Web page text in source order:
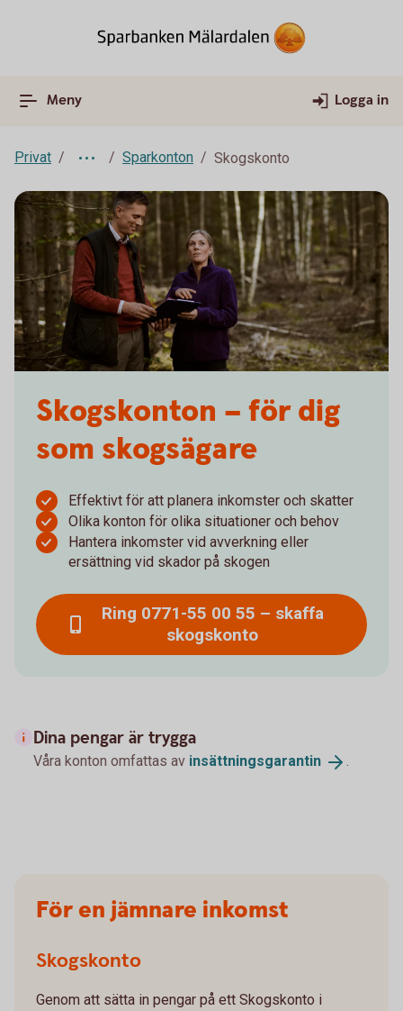
Meny Logga in
Privat Sparkonton Skogskonto
Skogskonton – för dig
som skogsägare
Effektivt för att planera inkomster och skatter
Olika konton för olika situationer och behov
Hantera inkomster vid avverkning eller
ersättning vid skador på skogen
Ring 0771-55 00 55 – skaffa
skogskonto
Dina pengar är trygga
Våra konton omfattas av insättningsgarantin .
För en jämnare inkomst
Skogskonto
Genom att sätta in pengar på ett Skogskonto i